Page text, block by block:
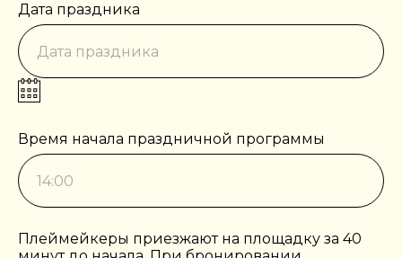
Дата праздника
Время начала праздничной программы
Плеймейкеры приезжают на площадку за 40